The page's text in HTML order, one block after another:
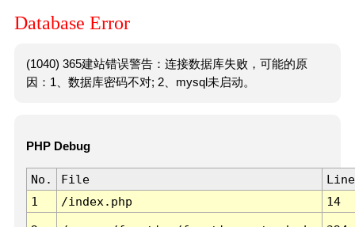
Database Error
(1040) 365建站错误警告：连接数据库失败，可能的原
因：1、数据库密码不对; 2、mysql未启动。
PHP Debug
No. File
Line
1
/index.php 14